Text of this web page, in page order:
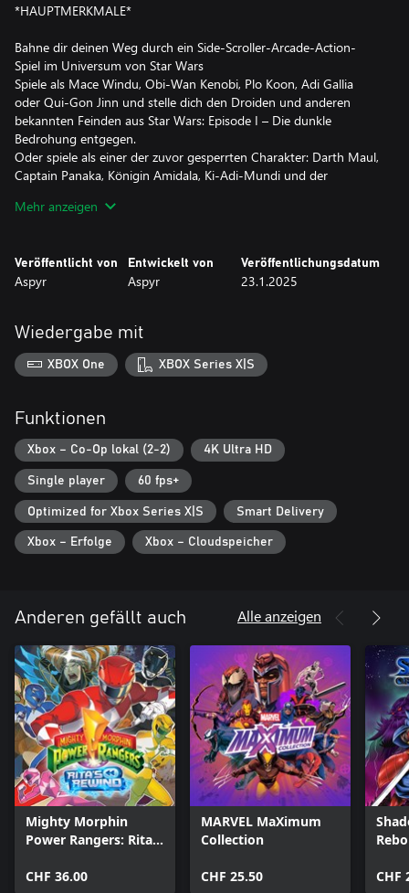
*HAUPTMERKMALE*
Bahne dir deinen Weg durch ein Side-Scroller-Arcade-Action-
Spiel im Universum von Star Wars
Spiele als Mace Windu, Obi-Wan Kenobi, Plo Koon, Adi Gallia
oder Qui-Gon Jinn und stelle dich den Droiden und anderen
bekannten Feinden aus Star Wars: Episode I – Die dunkle
Bedrohung entgegen.
Oder spiele als einer der zuvor gesperrten Charakter: Darth Maul,
Captain Panaka, Königin Amidala, Ki-Adi-Mundi und der
Couch-Koop durch die gesamten 10 Level der Kampagne und
durch die Bonus-Minispiele.
Klassisches & Neues Spiel+
Nutze klassische oder moderne Steuerungsbelegungen, wechsle
deine Lichtschwertfarbe, um sie dem Film anzupassen, komme in
den Genuss neuer spielbarer Charaktere wie dem Tusken-Räuber,
entdecke weitere Überraschungen zum 25. Jubiläum von Star
Mehr anzeigen
Veröffentlicht von
Aspyr
Entwickelt von
Aspyr
Veröffentlichungsdatum
23.1.2025
Wiedergabe mit
XBOX One XBOX Series X|S
Funktionen
Xbox – Co-Op lokal (2-2) 4K Ultra HD
Single player 60 fps+
Optimized for Xbox Series X|S Smart Delivery
Xbox – Erfolge Xbox – Cloudspeicher
Anderen gefällt auch Alle anzeigen
Mighty Morphin
Power Rangers: Rita's
CHF 36.00
MARVEL MaXimum
Collection
CHF 25.50 CHF